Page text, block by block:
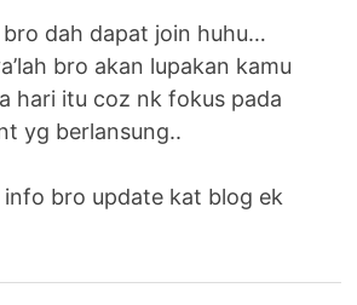
dah dapat join huhu…
bro akan lupakan kamu
hari itu coz nk fokus pada
yg berlansung..
info bro update kat blog ek